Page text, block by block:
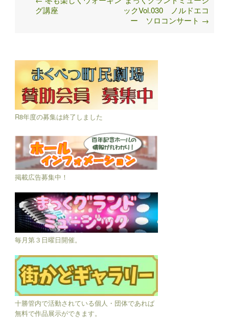
navigation
グ講座
ックVol.030 ノルドエコ
ー ソロコンサート →
R8年度の募集は終了しました
掲載広告募集中！
毎月第３日曜日開催。
十勝管内で活動されている個人・団体であれば
無料で作品展示ができます。